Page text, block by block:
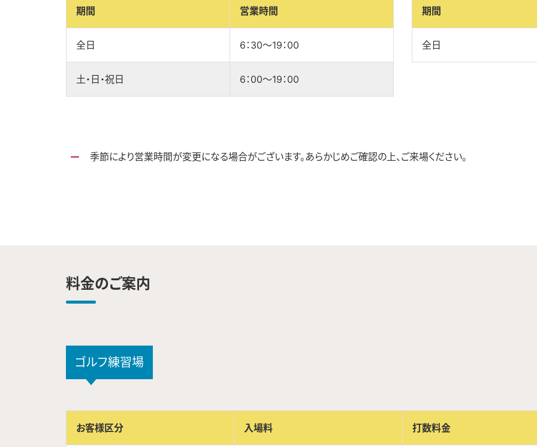
期間 営業時間
全日 6：30～19：00
土・日・祝日 6：00～19：00
期間
全日
季節により営業時間が変更になる場合がございます。あらかじめご確認の上、ご来場ください。
料金のご案内
ゴルフ練習場
お客様区分 入場料 打数料金